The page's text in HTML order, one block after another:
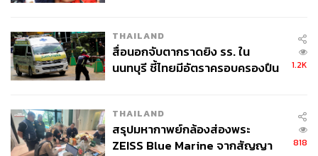
THAILAND
สื่อนอกจับตากราดยิง รร. ใน
นนทบุรี ชี้ไทยมีอัตราครอบครองปืน
1.2K
THAILAND
สรุปมหากาพย์กล้องส่องพระ
ZEISS Blue Marine จากสัญญา
818